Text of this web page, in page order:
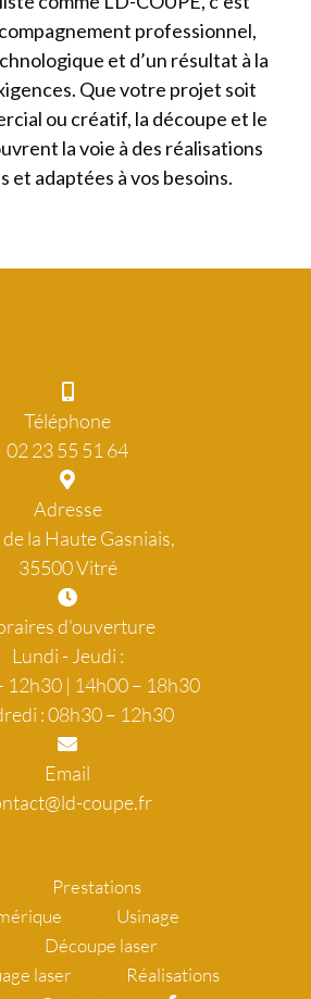
professionnel,
et d’un résultat à la
Que votre projet soit
ou créatif, la découpe et le
la voie à des réalisations
et adaptées à vos besoins.
Téléphone
02 23 55 51 64
Adresse
de la Haute Gasniais,
35500 Vitré
d'ouverture
Lundi - Jeudi :
12h30 | 14h00 – 18h30
: 08h30 – 12h30
Email
coupe.fr
Prestations
Usinage
Découpe laser
laser
Réalisations